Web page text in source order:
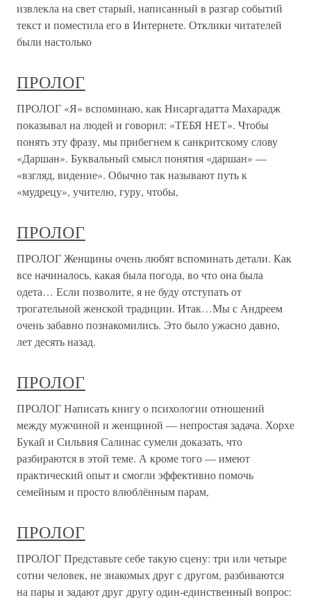
извлекла на свет старый, написанный в разгар событий
текст и поместила его в Интернете. Отклики читателей
были настолько
ПРОЛОГ
ПРОЛОГ «Я» вспоминаю, как Нисаргадатта Махарадж
показывал на людей и говорил: «ТЕБЯ НЕТ». Чтобы
понять эту фразу, мы прибегнем к санкритскому слову
«Даршан». Буквальный смысл понятия «даршан» —
«взгляд, видение». Обычно так называют путь к
«мудрецу», учителю, гуру, чтобы,
ПРОЛОГ
ПРОЛОГ Женщины очень любят вспоминать детали. Как
все начиналось, какая была погода, во что она была
одета… Если позволите, я не буду отступать от
трогательной женской традиции. Итак…Мы с Андреем
очень забавно познакомились. Это было ужасно давно,
лет десять назад.
ПРОЛОГ
ПРОЛОГ Написать книгу о психологии отношений
между мужчиной и женщиной — непростая задача. Хорхе
Букай и Сильвия Салинас сумели доказать, что
разбираются в этой теме. А кроме того — имеют
практический опыт и смогли эффективно помочь
семейным и просто влюблённым парам,
ПРОЛОГ
ПРОЛОГ Представьте себе такую сцену: три или четыре
сотни человек, не знакомых друг с другом, разбиваются
на пары и задают друг другу один-единственный вопрос: